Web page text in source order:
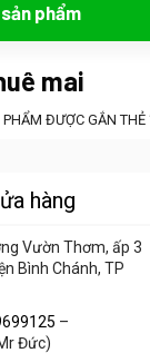
phẩm
mai
PHẨM ĐƯỢC GẮN THẺ
hàng
Vườn Thơm, ấp 3
Bình Chánh, TP
–
Đức)